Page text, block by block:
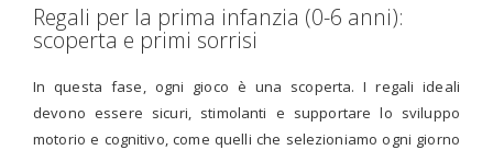
Regali per la prima infanzia (0-6 anni):
scoperta e primi sorrisi
In questa fase, ogni gioco è una scoperta. I regali ideali
devono essere sicuri, stimolanti e supportare lo sviluppo
motorio e cognitivo, come quelli che selezioniamo ogni giorno